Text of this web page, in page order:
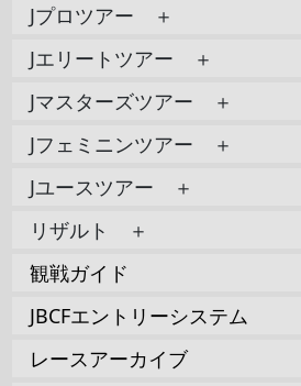
Jプロツアー ＋
Jエリートツアー ＋
Jマスターズツアー ＋
Jフェミニンツアー ＋
Jユースツアー ＋
リザルト ＋
観戦ガイド
JBCFエントリーシステム
レースアーカイブ